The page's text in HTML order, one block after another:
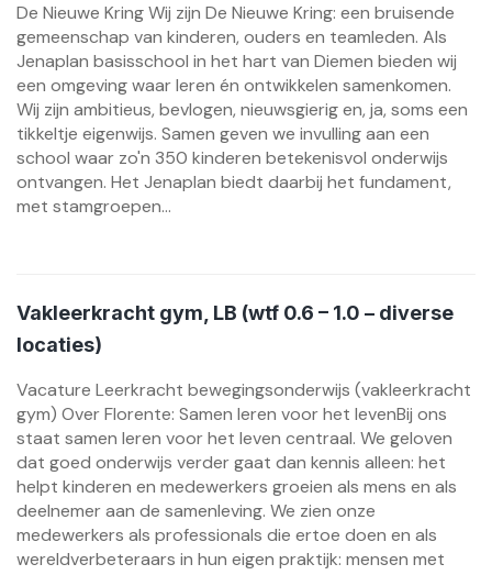
De Nieuwe Kring Wij zijn De Nieuwe Kring: een bruisende
gemeenschap van kinderen, ouders en teamleden. Als
Jenaplan basisschool in het hart van Diemen bieden wij
een omgeving waar leren én ontwikkelen samenkomen.
Wij zijn ambitieus, bevlogen, nieuwsgierig en, ja, soms een
tikkeltje eigenwijs. Samen geven we invulling aan een
school waar zo'n 350 kinderen betekenisvol onderwijs
ontvangen. Het Jenaplan biedt daarbij het fundament,
met stamgroepen...
Vakleerkracht gym, LB (wtf 0.6 – 1.0 – diverse
locaties)
Vacature Leerkracht bewegingsonderwijs (vakleerkracht
gym) Over Florente: Samen leren voor het levenBij ons
staat samen leren voor het leven centraal. We geloven
dat goed onderwijs verder gaat dan kennis alleen: het
helpt kinderen en medewerkers groeien als mens en als
deelnemer aan de samenleving. We zien onze
medewerkers als professionals die ertoe doen en als
wereldverbeteraars in hun eigen praktijk: mensen met